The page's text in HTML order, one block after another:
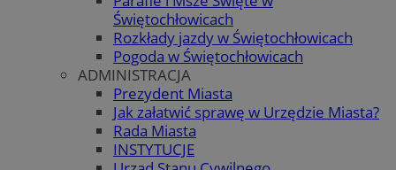
Świętochłowicach
Rozkłady jazdy w Świętochłowicach
Pogoda w Świętochłowicach
ADMINISTRACJA
Prezydent Miasta
Jak załatwić sprawę w Urzędzie Miasta?
Rada Miasta
INSTYTUCJE